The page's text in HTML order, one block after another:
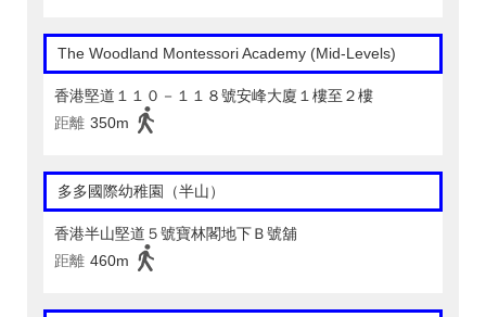
The Woodland Montessori Academy (Mid-Levels)
香港堅道１１０－１１８號安峰大廈１樓至２樓
距離 350m
多多國際幼稚園（半山）
香港半山堅道５號寶林閣地下Ｂ號舖
距離 460m